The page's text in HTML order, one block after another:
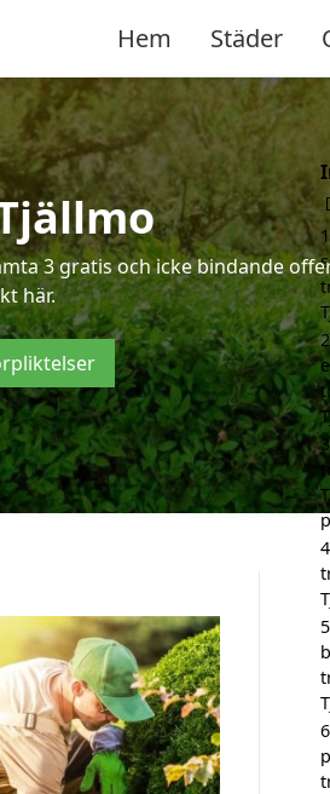
Hem Städer
3 gratis och icke bindande
här.
1
2
3
4
5
6